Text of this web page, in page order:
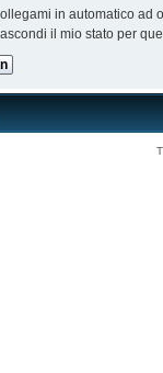
in automatico ad
il mio stato per